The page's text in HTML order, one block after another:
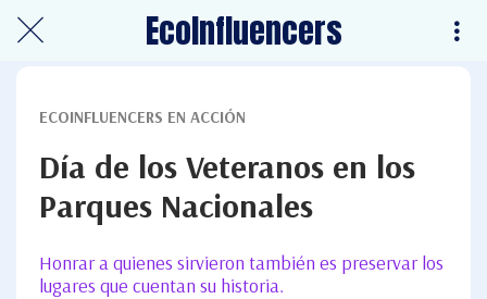
EcoInfluencers
ECOINFLUENCERS EN ACCIÓN
Día de los Veteranos en los
Parques Nacionales
Honrar a quienes sirvieron también es preservar los
lugares que cuentan su historia.